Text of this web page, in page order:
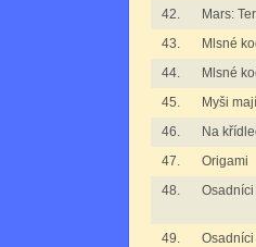
42.
Mars:
43.
Mlsné
44.
Mlsné
45.
Myši
46.
Na
47.
Origami
48.
Osadníci
49. Osadníci